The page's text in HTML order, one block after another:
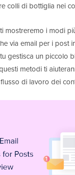
colli di bottiglia nei
mostreremo i modi
via email per i post
gestisca un piccolo
metodi ti
di lavoro dei